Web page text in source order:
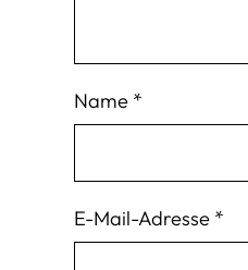
Name *
E-Mail-Adresse *